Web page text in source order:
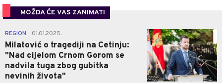
MOŽDA ĆE VAS ZANIMATI
REGION 01.01.2025.
Milatović o tragediji na Cetinju:
"Nad cijelom Crnom Gorom se
nadvila tuga zbog gubitka
nevinih života"
0